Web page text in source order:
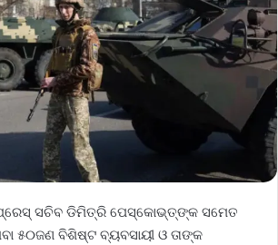
ସଚିବ ଡିମିତ୍ରି ପେସ୍କୋଭ୍‌ତ୍‌ଙ୍କ ସମେତ
୫୦ଜଣ ବିଶିଷ୍ଟ ବ୍ୟବସାୟୀ ଓ ତାଙ୍କ